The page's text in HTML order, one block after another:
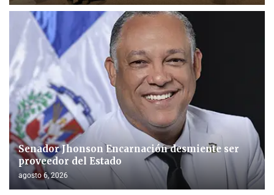
Senador Jhonson Encarnación desmiente ser
proveedor del Estado
agosto 6, 2026